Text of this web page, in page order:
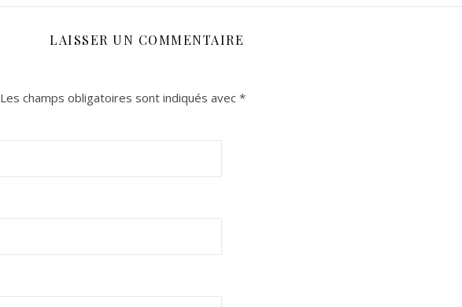
LAISSER UN COMMENTAIRE
Les champs obligatoires sont indiqués avec *